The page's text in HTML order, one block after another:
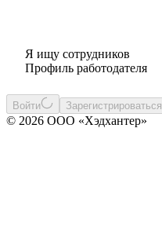
Я ищу сотрудников
Профиль работодателя
Войти Зарегистрироваться
© 2026 ООО «Хэдхантер»